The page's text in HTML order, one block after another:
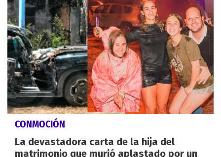
CONMOCIÓN
La devastadora carta de la hija del
matrimonio que murió aplastado por un